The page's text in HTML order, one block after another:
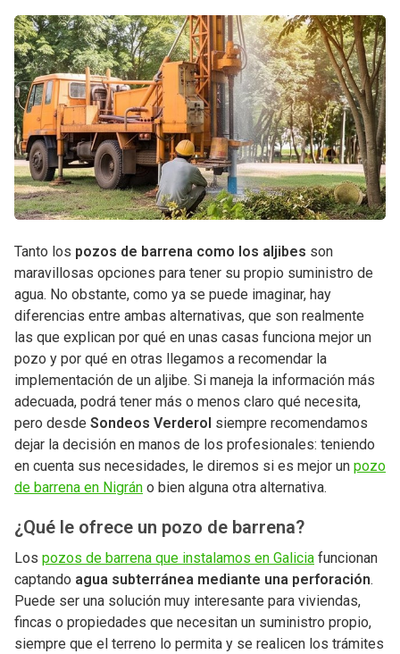
Tanto los pozos de barrena como los aljibes son
maravillosas opciones para tener su propio suministro de
agua. No obstante, como ya se puede imaginar, hay
diferencias entre ambas alternativas, que son realmente
las que explican por qué en unas casas funciona mejor un
pozo y por qué en otras llegamos a recomendar la
implementación de un aljibe. Si maneja la información más
adecuada, podrá tener más o menos claro qué necesita,
pero desde Sondeos Verderol siempre recomendamos
dejar la decisión en manos de los profesionales: teniendo
en cuenta sus necesidades, le diremos si es mejor un pozo
de barrena en Nigrán o bien alguna otra alternativa.
¿Qué le ofrece un pozo de barrena?
Los pozos de barrena que instalamos en Galicia funcionan
captando agua subterránea mediante una perforación.
Puede ser una solución muy interesante para viviendas,
fincas o propiedades que necesitan un suministro propio,
siempre que el terreno lo permita y se realicen los trámites